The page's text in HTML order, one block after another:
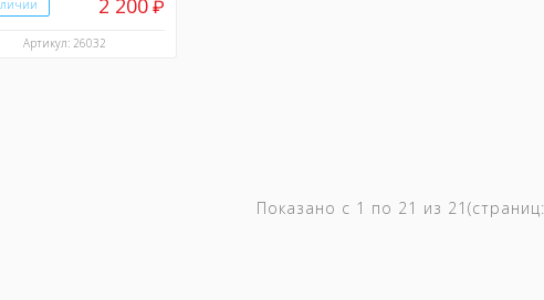
2 200 ₽
Артикул: 26032
Показано с 1 по 21 из 21(страниц: